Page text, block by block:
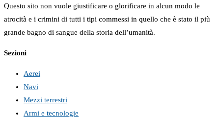
Questo sito non vuole giustificare o glorificare in alcun modo le
atrocità e i crimini di tutti i tipi commessi in quello che è stato il più
grande bagno di sangue della storia dell’umanità.
Sezioni
Aerei
Navi
Mezzi terrestri
Armi e tecnologie